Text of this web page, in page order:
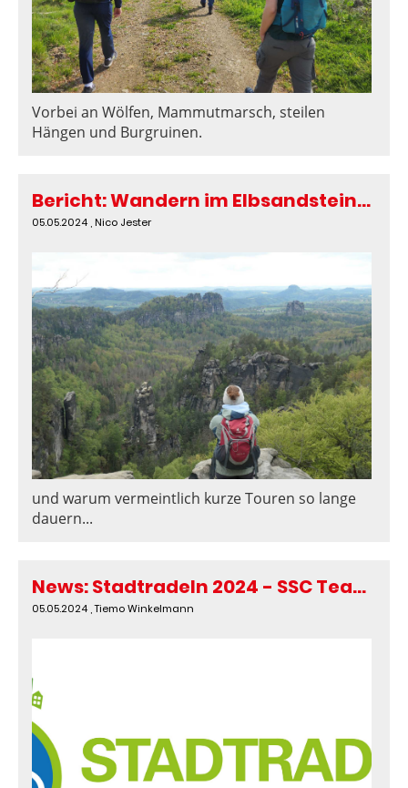
Vorbei an Wölfen, Mammutmarsch, steilen
Hängen und Burgruinen.
Bericht: Wandern im Elbsandsteingebirge vom 20. - 25. April 2024
05.05.2024 , Nico Jester
und warum vermeintlich kurze Touren so lange
dauern...
News: Stadtradeln 2024 - SSC Team gegründet
05.05.2024 , Tiemo Winkelmann